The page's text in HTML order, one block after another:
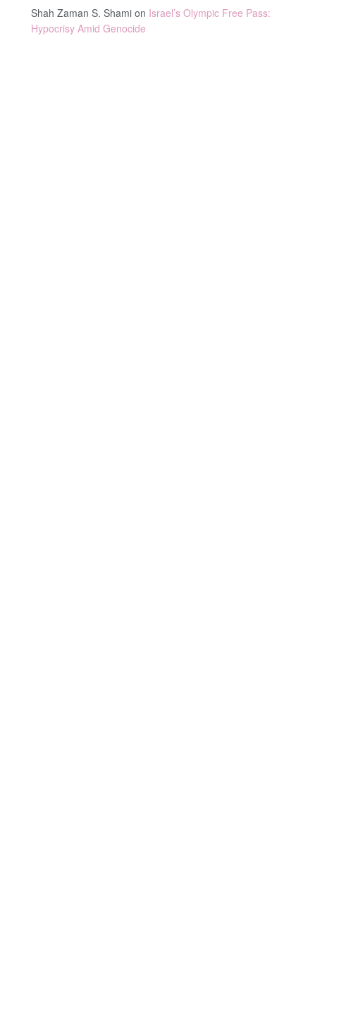
Shah Zaman S. Shami on Israel’s Olympic Free Pass:
Hypocrisy Amid Genocide